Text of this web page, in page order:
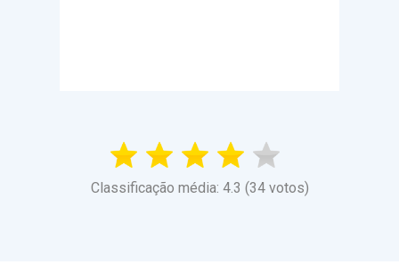
Classificação média: 4.3 (34 votos)